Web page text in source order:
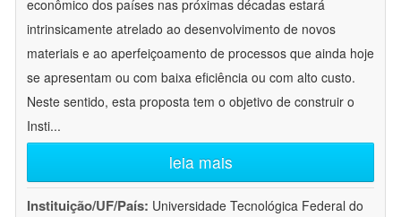
econômico dos países nas próximas décadas estará
intrinsicamente atrelado ao desenvolvimento de novos
materiais e ao aperfeiçoamento de processos que ainda hoje
se apresentam ou com baixa eficiência ou com alto custo.
Neste sentido, esta proposta tem o objetivo de construir o
Insti...
leia mais
Instituição/UF/País: Universidade Tecnológica Federal do